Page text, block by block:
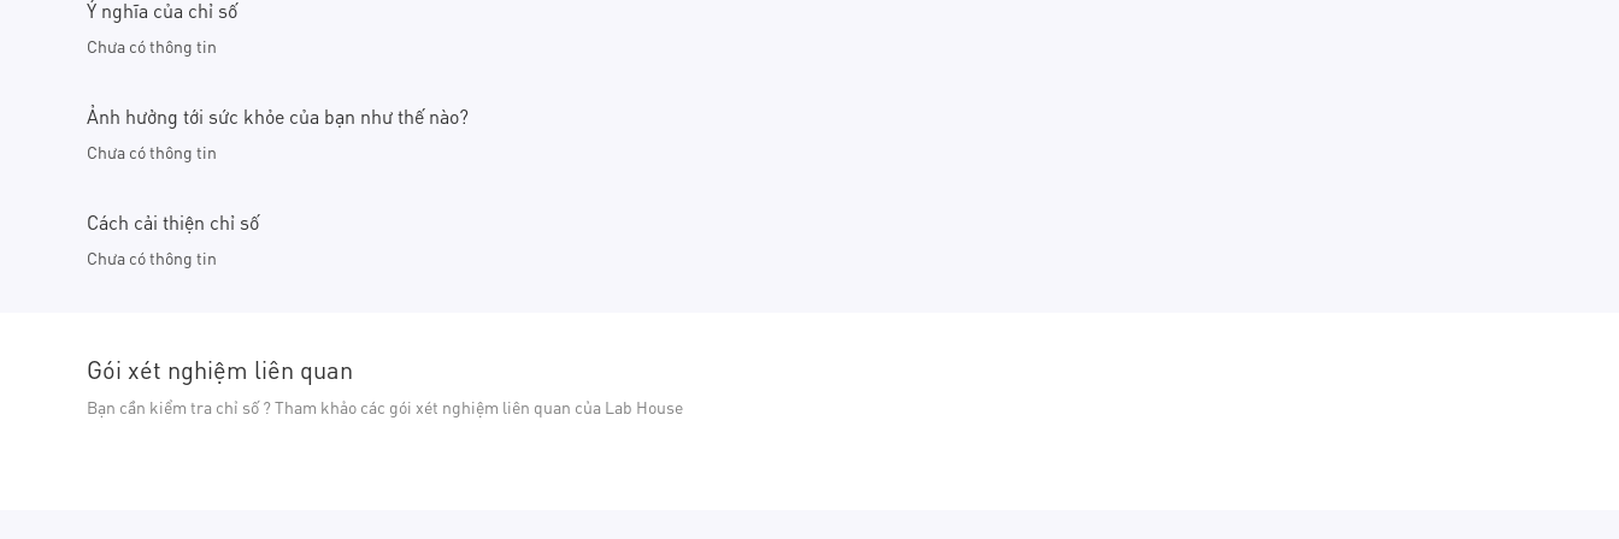
Ý nghĩa của chỉ số
Chưa có thông tin
Ảnh hưởng tới sức khỏe của bạn như thế nào?
Chưa có thông tin
Cách cải thiện chỉ số
Chưa có thông tin
Gói xét nghiệm liên quan
Bạn cần kiểm tra chỉ số ? Tham khảo các gói xét nghiệm liên quan của Lab House